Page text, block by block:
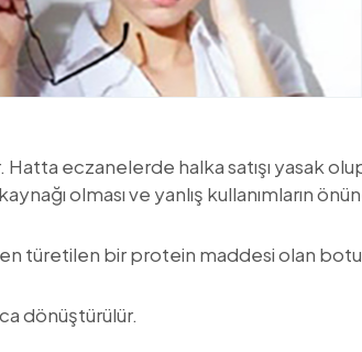
eczanelerde halka satışı yasak
olması ve yanlış kullanımların
türetilen bir protein maddesi olan
dönüştürülür.